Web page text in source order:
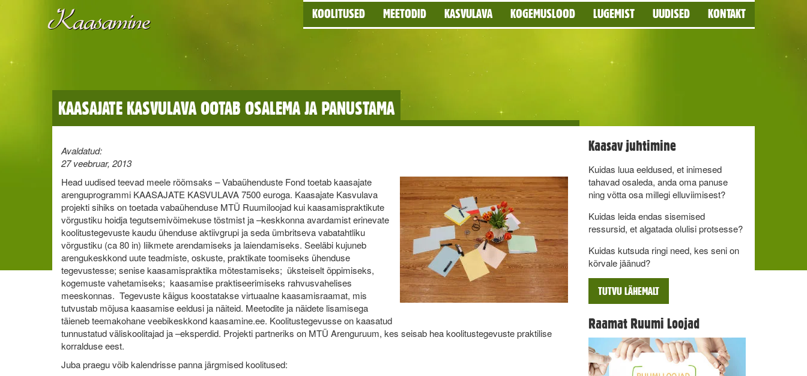
KOOLITUSED MEETODID KASVULAVA KOGEMUSLOOD LUGEMIST UUDISED KONTAKT
KAASAJATE KASVULAVA OOTAB OSALEMA JA PANUSTAMA
Avaldatud:
27 veebruar, 2013
Head uudised teevad meele rõõmsaks – Vabaühenduste Fond toetab kaasajate
arenguprogrammi KAASAJATE KASVULAVA 7500 euroga. Kaasajate Kasvulava
projekti sihiks on toetada vabaühenduse MTÜ Ruumiloojad kui kaasamispraktikute
võrgustiku hoidja tegutsemivõimekuse tõstmist ja –keskkonna avardamist erinevate
koolitustegevuste kaudu ühenduse aktiivgrupi ja seda ümbritseva vabatahtliku
võrgustiku (ca 80 in) liikmete arendamiseks ja laiendamiseks. Seeläbi kujuneb
arengukeskkond uute teadmiste, oskuste, praktikate toomiseks ühenduse
tegevustesse; senise kaasamispraktika mõtestamiseks; üksteiselt õppimiseks,
kogemuste vahetamiseks; kaasamise praktiseerimiseks rahvusvahelises
meeskonnas. Tegevuste käigus koostatakse virtuaalne kaasamisraamat, mis
tutvustab mõjusa kaasamise eeldusi ja näiteid. Meetodite ja näidete lisamisega
täieneb teemakohane veebikeskkond kaasamine.ee. Koolitustegevusse on kaasatud
tunnustatud väliskoolitajad ja –eksperdid. Projekti partneriks on MTÜ Arenguruum, kes seisab hea koolitustegevuste praktilise
korralduse eest.
Juba praegu võib kalendrisse panna järgmised koolitused:
Kaasav juhtimine
Kuidas luua eeldused, et inimesed
tahavad osaleda, anda oma panuse
ning võtta osa millegi elluviimisest?
Kuidas leida endas sisemised
ressursid, et algatada olulisi protsesse?
Kuidas kutsuda ringi need, kes seni on
kõrvale jäänud?
TUTVU LÄHEMALT
Raamat Ruumi Loojad